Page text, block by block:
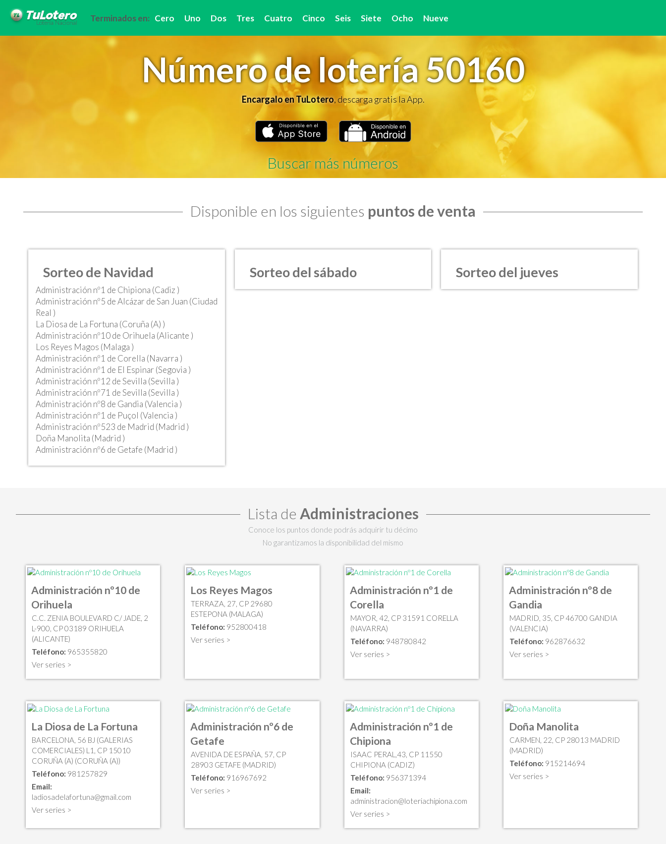
Terminados en: Cero Uno Dos Tres Cuatro Cinco Seis Siete Ocho Nueve
Número de lotería 50160
Encargalo en TuLotero, descarga gratis la App.
Buscar más números
Disponible en los siguientes puntos de venta
Sorteo de Navidad
Administración nº1 de Chipiona (Cadiz )
Administración nº5 de Alcázar de San Juan (Ciudad
Real )
La Diosa de La Fortuna (Coruña (A) )
Administración nº10 de Orihuela (Alicante )
Los Reyes Magos (Malaga )
Administración nº1 de Corella (Navarra )
Administración nº1 de El Espinar (Segovia )
Administración nº12 de Sevilla (Sevilla )
Administración nº71 de Sevilla (Sevilla )
Administración nº8 de Gandia (Valencia )
Administración nº1 de Puçol (Valencia )
Administración nº523 de Madrid (Madrid )
Doña Manolita (Madrid )
Administración nº6 de Getafe (Madrid )
Sorteo del sábado Sorteo del jueves
Lista de Administraciones
Conoce los puntos donde podrás adquirir tu décimo
No garantizamos la disponibilidad del mismo
Administración nº10 de
Orihuela
C.C. ZENIA BOULEVARD C/ JADE, 2
L-900, CP 03189 ORIHUELA
(ALICANTE)
Teléfono: 965355820
Ver series >
Los Reyes Magos
TERRAZA, 27, CP 29680
ESTEPONA (MALAGA)
Teléfono: 952800418
Ver series >
Administración nº1 de
Corella
MAYOR, 42, CP 31591 CORELLA
(NAVARRA)
Teléfono: 948780842
Ver series >
Administración nº8 de
Gandia
MADRID, 35, CP 46700 GANDIA
(VALENCIA)
Teléfono: 962876632
Ver series >
La Diosa de La Fortuna
BARCELONA, 56 BJ (GALERIAS
COMERCIALES) L1, CP 15010
CORUÑA (A) (CORUÑA (A))
Teléfono: 981257829
Email:
ladiosadelafortuna@gmail.com
Ver series >
Administración nº6 de
Getafe
AVENIDA DE ESPAÑA, 57, CP
28903 GETAFE (MADRID)
Teléfono: 916967692
Ver series >
Administración nº1 de
Chipiona
ISAAC PERAL,43, CP 11550
CHIPIONA (CADIZ)
Teléfono: 956371394
Email:
administracion@loteriachipiona.com
Ver series >
Doña Manolita
CARMEN, 22, CP 28013 MADRID
(MADRID)
Teléfono: 915214694
Ver series >